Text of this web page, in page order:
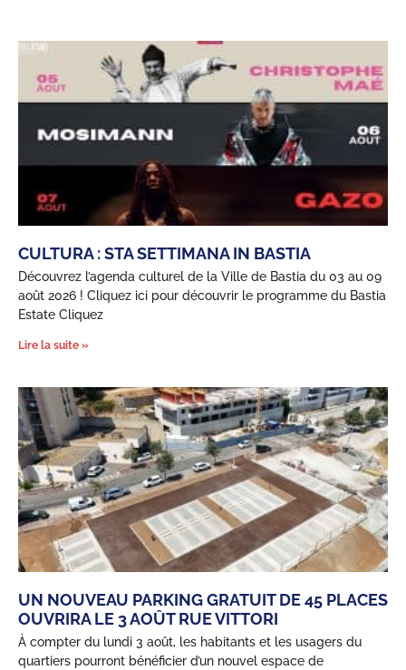
CULTURA : STA SETTIMANA IN BASTIA
Découvrez l’agenda culturel de la Ville de Bastia du 03 au 09
août 2026 ! Cliquez ici pour découvrir le programme du Bastia
Estate Cliquez
Lire la suite »
UN NOUVEAU PARKING GRATUIT DE 45 PLACES
OUVRIRA LE 3 AOÛT RUE VITTORI
À compter du lundi 3 août, les habitants et les usagers du
quartiers pourront bénéficier d’un nouvel espace de